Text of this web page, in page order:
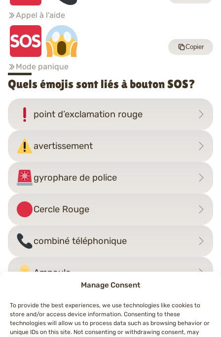
Manage Consent
To provide the best experiences, we use technologies like cookies to
store and/or access device information. Consenting to these
technologies will allow us to process data such as browsing behavior or
unique IDs on this site. Not consenting or withdrawing consent, may
Appel à l'aide
Mode panique
Copier
Quels émojis sont liés à bouton SOS?
point d’exclamation rouge
avertissement
gyrophare de police
Cercle Rouge
combiné téléphonique
Ampoule
Navigation
←Bouton OKBouton HAUT!→